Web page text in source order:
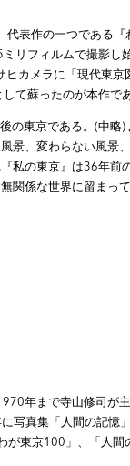
表作の一つである
リフィルムで撮影し
カメラに「現代東京
て蘇ったのが本作であ
の東京である。(中略)
景、変わらない風景
私の東京』は36年前
関係な世界に留まっ
年まで寺山修司が
写真集「人間の記憶
が東京100」、「人間